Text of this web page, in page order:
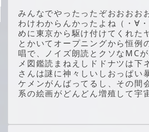
みんなでやったったぞおおお
わけわからんかったよね（・∀
めに東京から駆け付けてくれた
とかいてオープニングから恒例
唱で、ノイズ朗読とクソなMC
メ図鑑読まねえしドドナツは下
さんは謎に神々しいしおっぱい
ケメンがんばってるし、その間
系の絵画がどんどん増殖して宇